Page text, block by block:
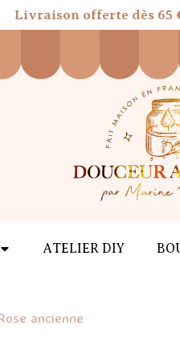
Livraison offerte dès 65
ATELIER DIY
ancienne